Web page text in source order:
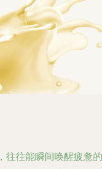
往往能瞬间唤醒疲惫的